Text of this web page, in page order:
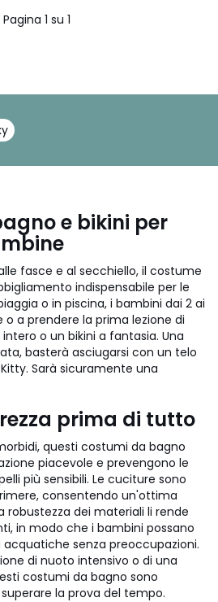
Pagina 1 su 1
e bikini per
fasce e al secchiello, il costume
indispensabile per le
o in piscina, i bambini dai 2 ai
o a prendere la prima lezione di
o un bikini a fantasia. Una
basterà asciugarsi con un telo
Sarà sicuramente una
prima di tutto
questi costumi da bagno
piacevole e prevengono le
più sensibili. Le cuciture sono
consentendo un'ottima
robustezza dei materiali li rende
in modo che i bambini possano
senza preoccupazioni.
di nuoto intensivo o di una
costumi da bagno sono
la prova del tempo.